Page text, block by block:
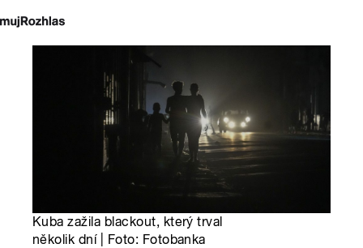
Kuba zažila blackout, který trval
několik dní | Foto: Fotobanka